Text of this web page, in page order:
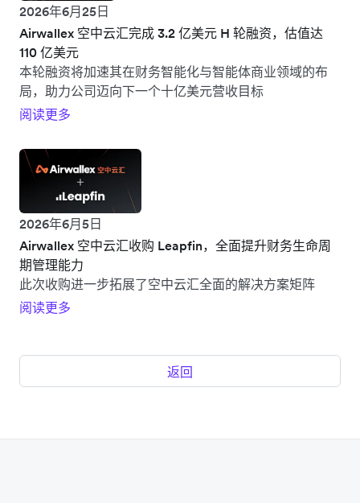
2026年6月25日
Airwallex 空中云汇完成 3.2 亿美元 H 轮融资，估值达
110 亿美元
本轮融资将加速其在财务智能化与智能体商业领域的布
局，助力公司迈向下一个十亿美元营收目标
阅读更多
2026年6月5日
Airwallex 空中云汇收购 Leapfin，全面提升财务生命周
期管理能力
此次收购进一步拓展了空中云汇全面的解决方案矩阵
阅读更多
返回